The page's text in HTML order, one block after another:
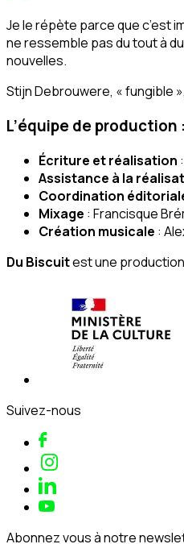
Je le répète parce que c’est
ne ressemble pas du tout à
nouvelles.
Stijn Debrouwere, « fungible
L’équipe de production :
Écriture et réalisation
Assistance à la
Coordination
Mixage : Francisque
Création musicale :
Du Biscuitest une
Suivez-nous
Abonnez vous à notre